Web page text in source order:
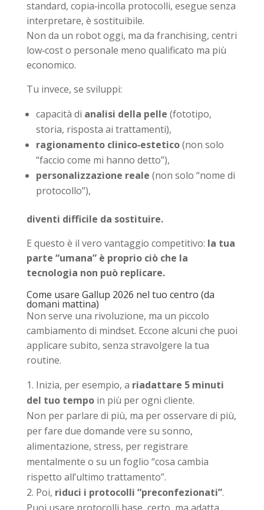
standard, copia‑incolla protocolli, esegue senza
interpretare, è sostituibile.
Non da un robot oggi, ma da franchising, centri
low‑cost o personale meno qualificato ma più
economico.
Tu invece, se sviluppi:
capacità di analisi della pelle (fototipo,
storia, risposta ai trattamenti),
ragionamento clinico‑estetico(non solo
“faccio come mi hanno detto”),
personalizzazione reale (non solo “nome di
protocollo”),
diventi difficile da sostituire.
E questo è il vero vantaggio competitivo: la tua
parte “umana” è proprio ciò che la
tecnologia non può replicare.
Come usare Gallup 2026 nel tuo centro (da
domani mattina)
Non serve una rivoluzione, ma un piccolo
cambiamento di mindset. Eccone alcuni che puoi
applicare subito, senza stravolgere la tua
routine.
Inizia, per esempio, a riadattare 5 minuti
del tuo tempoin più per ogni cliente.
Non per parlare di più, ma per osservare di più,
per fare due domande vere su sonno,
alimentazione, stress, per registrare
mentalmente o su un foglio “cosa cambia
rispetto all’ultimo trattamento”.
Poi, riduci i protocolli “preconfezionati”.